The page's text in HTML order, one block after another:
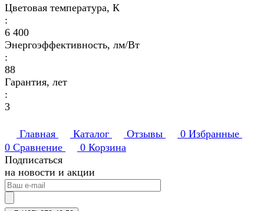
Цветовая температура, К
:
6 400
Энергоэффективность, лм/Вт
:
88
Гарантия, лет
:
3
Главная Каталог Отзывы 0 Избранные
0 Сравнение 0 Корзина
Подписаться
на новости и акции